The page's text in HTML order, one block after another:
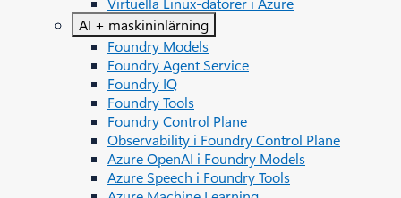
AI + maskininlärning
Foundry Models
Foundry Agent Service
Foundry IQ
Foundry Tools
Foundry Control Plane
Observability i Foundry Control Plane
Azure OpenAI i Foundry Models
Azure Speech i Foundry Tools